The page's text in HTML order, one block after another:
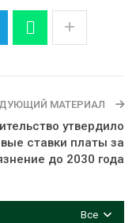
МАТЕРИАЛ
утвердило
ставки платы за
до 2030 года
Все